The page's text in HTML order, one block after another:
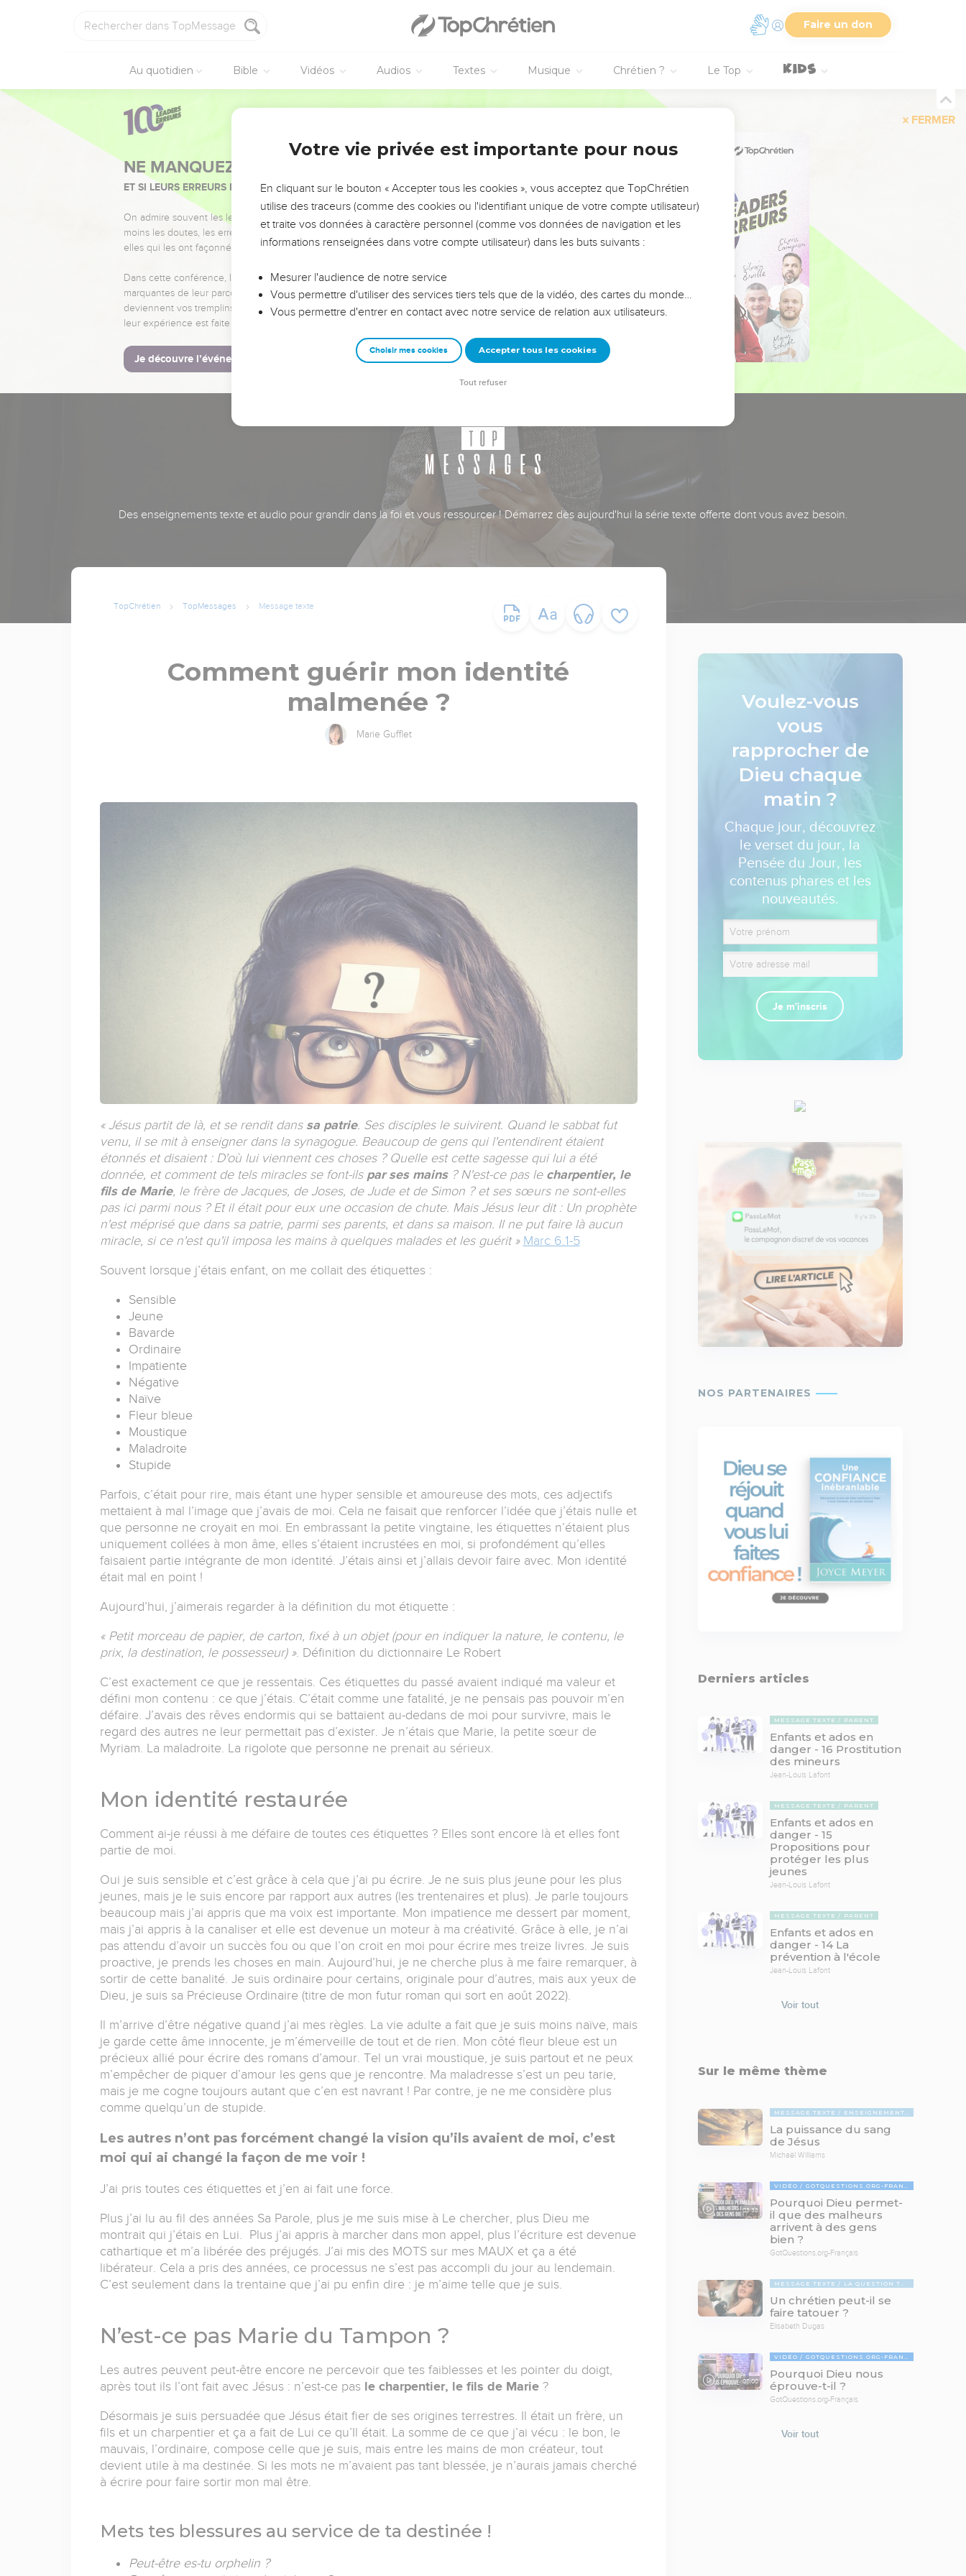
Faire un don
Au quotidien Bible Vidéos Audios Textes Musique Chrétien ? Le Top
FERMER
NE MANQUEZ PAS L’ÉVÉNEMENT DE L’ANNÉE !
ET SI LEURS ERREURS POUVAIENT VOUS ÉVITER LES VOTRES ?
On admire souvent les leaders pour leurs réussites, leur impact, leur foi ou leur vision. Mais on voit
moins les doutes, les erreurs et les saisons difficiles qu'ils ont traversés, alors même que ce sont
elles qui les ont façonnés.
Dans cette conférence, leaders, entrepreneurs, et responsables reviennent sur les erreurs
marquantes de leur parcours et les clés pour avancer avec plus de sagesse afin que leurs erreurs
deviennent vos tremplins. Que vous guidiez un ministère, une équipe, un groupe ou une famille,
leur expérience est faite pour vous.
Je découvre l’événement
Des enseignements texte et audio pour grandir dans la foi et vous ressourcer ! Démarrez dès aujourd'hui la série texte offerte dont vous avez besoin.
TopChrétien TopMessages Message texte
Comment guérir mon identité
malmenée ?
Marie Gufflet
« Jésus partit de là, et se rendit dans sa patrie. Ses disciples le suivirent. Quand le sabbat fut
venu, il se mit à enseigner dans la synagogue. Beaucoup de gens qui l'entendirent étaient
étonnés et disaient : D'où lui viennent ces choses ? Quelle est cette sagesse qui lui a été
donnée, et comment de tels miracles se font-ils par ses mains? N'est-ce pas le charpentier, le
fils de Marie, le frère de Jacques, de Joses, de Jude et de Simon ? et ses sœurs ne sont-elles
pas ici parmi nous ? Et il était pour eux une occasion de chute. Mais Jésus leur dit : Un prophète
n'est méprisé que dans sa patrie, parmi ses parents, et dans sa maison. Il ne put faire là aucun
miracle, si ce n'est qu'il imposa les mains à quelques malades et les guérit » Marc 6.1-5
Souvent lorsque j’étais enfant, on me collait des étiquettes :
Sensible
Jeune
Bavarde
Ordinaire
Impatiente
Négative
Naïve
Fleur bleue
Moustique
Maladroite
Stupide
Parfois, c’était pour rire, mais étant une hyper sensible et amoureuse des mots, ces adjectifs
mettaient à mal l’image que j’avais de moi. Cela ne faisait que renforcer l’idée que j’étais nulle et
que personne ne croyait en moi. En embrassant la petite vingtaine, les étiquettes n’étaient plus
uniquement collées à mon âme, elles s’étaient incrustées en moi, si profondément qu’elles
faisaient partie intégrante de mon identité. J’étais ainsi et j’allais devoir faire avec. Mon identité
était mal en point !
Aujourd’hui, j’aimerais regarder à la définition du mot étiquette :
« Petit morceau de papier, de carton, fixé à un objet (pour en indiquer la nature, le contenu, le
prix, la destination, le possesseur) ». Définition du dictionnaire Le Robert
C’est exactement ce que je ressentais. Ces étiquettes du passé avaient indiqué ma valeur et
défini mon contenu : ce que j’étais. C’était comme une fatalité, je ne pensais pas pouvoir m’en
défaire. J’avais des rêves endormis qui se battaient au-dedans de moi pour survivre, mais le
regard des autres ne leur permettait pas d’exister. Je n’étais que Marie, la petite sœur de
Myriam. La maladroite. La rigolote que personne ne prenait au sérieux.
Mon identité restaurée
Comment ai-je réussi à me défaire de toutes ces étiquettes ? Elles sont encore là et elles font
partie de moi.
Oui je suis sensible et c’est grâce à cela que j’ai pu écrire. Je ne suis plus jeune pour les plus
jeunes, mais je le suis encore par rapport aux autres (les trentenaires et plus). Je parle toujours
beaucoup mais j’ai appris que ma voix est importante. Mon impatience me dessert par moment,
mais j’ai appris à la canaliser et elle est devenue un moteur à ma créativité. Grâce à elle, je n’ai
pas attendu d’avoir un succès fou ou que l’on croit en moi pour écrire mes treize livres. Je suis
proactive, je prends les choses en main. Aujourd’hui, je ne cherche plus à me faire remarquer, à
sortir de cette banalité. Je suis ordinaire pour certains, originale pour d’autres, mais aux yeux de
Dieu, je suis sa Précieuse Ordinaire (titre de mon futur roman qui sort en août 2022).
Il m’arrive d’être négative quand j’ai mes règles. La vie adulte a fait que je suis moins naïve, mais
je garde cette âme innocente, je m’émerveille de tout et de rien. Mon côté fleur bleue est un
précieux allié pour écrire des romans d’amour. Tel un vrai moustique, je suis partout et ne peux
m’empêcher de piquer d’amour les gens que je rencontre. Ma maladresse s’est un peu tarie,
mais je me cogne toujours autant que c’en est navrant ! Par contre, je ne me considère plus
comme quelqu’un de stupide.
Les autres n’ont pas forcément changé la vision qu’ils avaient de moi, c’est
moi qui ai changé la façon de me voir !
J’ai pris toutes ces étiquettes et j’en ai fait une force.
Plus j’ai lu au fil des années Sa Parole, plus je me suis mise à Le chercher, plus Dieu me
montrait qui j’étais en Lui. Plus j’ai appris à marcher dans mon appel, plus l’écriture est devenue
cathartique et m’a libérée des préjugés. J’ai mis des MOTS sur mes MAUX et ça a été
libérateur. Cela a pris des années, ce processus ne s’est pas accompli du jour au lendemain.
C’est seulement dans la trentaine que j’ai pu enfin dire : je m’aime telle que je suis.
N’est-ce pas Marie du Tampon ?
Les autres peuvent peut-être encore ne percevoir que tes faiblesses et les pointer du doigt,
après tout ils l’ont fait avec Jésus : n’est-ce pasle charpentier, le fils de Marie?
Désormais je suis persuadée que Jésus était fier de ses origines terrestres. Il était un frère, un
fils et un charpentier et ça a fait de Lui ce qu’Il était. La somme de ce que j’ai vécu : le bon, le
mauvais, l’ordinaire, compose celle que je suis, mais entre les mains de mon créateur, tout
devient utile à ma destinée. Si les mots ne m’avaient pas tant blessée, je n’aurais jamais cherché
à écrire pour faire sortir mon mal être.
Mets tes blessures au service de ta destinée !
Peut-être es-tu orphelin ?
Voulez-vous
vous
rapprocher de
Dieu chaque
matin ?
Chaque jour, découvrez
le verset du jour, la
Pensée du Jour, les
contenus phares et les
nouveautés.
Je m'inscris
Derniers articles
MESSAGE TEXTE PARENT
Enfants et ados en
danger - 16 Prostitution
des mineurs
Jean-Louis Lafont
MESSAGE TEXTE PARENT
Enfants et ados en
danger - 15
Propositions pour
protéger les plus
jeunes
Jean-Louis Lafont
MESSAGE TEXTE PARENT
Enfants et ados en
danger - 14 La
prévention à l'école
Jean-Louis Lafont
Voir tout
Sur le même thème
MESSAGE TEXTE ENSEIGNEMENTS BIBLIQUES
La puissance du sang
de Jésus
Michaël Williams
03:33
VIDÉO GOTQUESTIONS.ORG-FRANÇAIS
Pourquoi Dieu permet-
il que des malheurs
arrivent à des gens
bien ?
GotQuestions.org-Français
MESSAGE TEXTE LA QUESTION TABOUE
Un chrétien peut-il se
faire tatouer ?
Elisabeth Dugas
05:00
VIDÉO GOTQUESTIONS.ORG-FRANÇAIS
Pourquoi Dieu nous
éprouve-t-il ?
GotQuestions.org-Français
Voir tout
Votre vie privée est importante pour nous
En cliquant sur le bouton « Accepter tous les cookies », vous acceptez que TopChrétien
utilise des traceurs (comme des cookies ou l'identifiant unique de votre compte utilisateur)
et traite vos données à caractère personnel (comme vos données de navigation et les
informations renseignées dans votre compte utilisateur) dans les buts suivants :
Mesurer l'audience de notre service
Vous permettre d'utiliser des services tiers tels que de la vidéo, des cartes du monde…
Vous permettre d'entrer en contact avec notre service de relation aux utilisateurs.
Choisir mes cookies Accepter tous les cookies
Tout refuser